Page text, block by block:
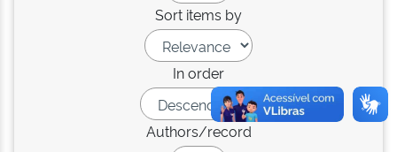
Sort items by
In order
Authors/record